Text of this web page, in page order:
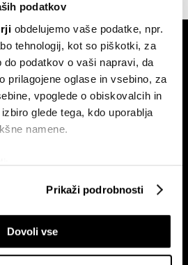
podatkov
obdelujemo vaše podatke, npr.
tehnologij, kot so piškotki, za
do podatkov o vaši napravi, da
prilagojene oglase in vsebino, za
vpoglede o obiskovalcih in
glede tega, kdo uporablja
namene.
o vaši geografski lokaciji, ki so
z aktivnim preverjanjem
prstnih odtisov)
obdelujejo vaši osebni podatki in
Prikaži podrobnosti
Dovoli vse
Videos
Bloomberg Adria dogodki